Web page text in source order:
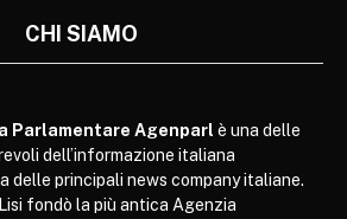
CHI SIAMO
Parlamentare Agenparl è una delle
dell’informazione italiana
delle principali news company italiane.
fondò la più antica Agenzia